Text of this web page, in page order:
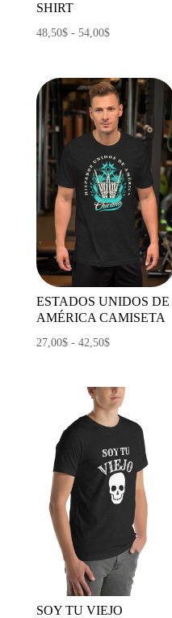
SHIRT
48,50$ - 54,00$Rango
desde
48,50$
hasta
54,00$
ESTADOS UNIDOS DE
AMÉRICA CAMISETA
27,00$ - 42,50$Rango
desde
27,00$
hasta
42,50$
SOY TU VIEJO